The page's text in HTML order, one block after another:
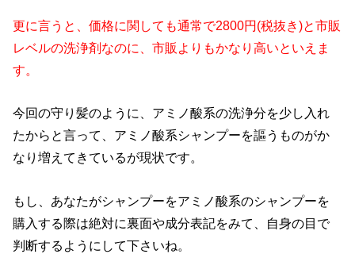
更に言うと、価格に関しても通常で2800円(税抜き)と市販
レベルの洗浄剤なのに、市販よりもかなり高いといえま
す。
今回の守り髪のように、アミノ酸系の洗浄分を少し入れ
たからと言って、アミノ酸系シャンプーを謳うものがか
なり増えてきているが現状です。
もし、あなたがシャンプーをアミノ酸系のシャンプーを
購入する際は絶対に裏面や成分表記をみて、自身の目で
判断するようにして下さいね。